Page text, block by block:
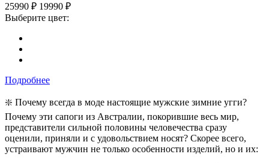
25990 ₽ 19990 ₽
Выберите цвет:
Подробнее
❇️ Почему всегда в моде настоящие мужские зимние угги?
Почему эти сапоги из Австралии, покорившие весь мир,
представители сильной половины человечества сразу
оценили, приняли и с удовольствием носят? Скорее всего,
устраивают мужчин не только особенности изделий, но и их: